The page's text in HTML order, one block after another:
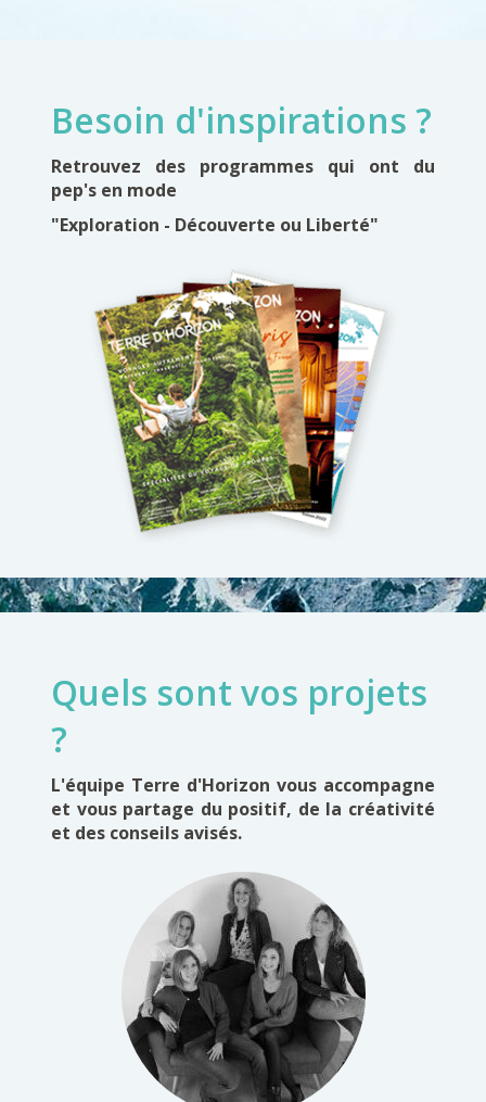
Besoin d'inspirations ?
Retrouvez des programmes qui ont du
pep's en mode
"Exploration - Découverte ou Liberté"
Quels sont vos projets
?
L'équipe Terre d'Horizon vous accompagne
et vous partage du positif, de la créativité
et des conseils avisés.